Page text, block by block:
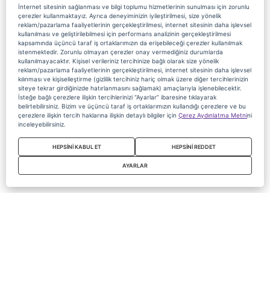
İnternet sitesinin sağlanması ve bilgi toplumu hizmetlerinin sunulması için zorunlu
çerezler kullanmaktayız. Ayrıca deneyiminizin iyileştirilmesi, size yönelik
reklam/pazarlama faaliyetlerinin gerçekleştirilmesi, internet sitesinin daha işlevsel
kullanılması ve geliştirilebilmesi için performans analizinin gerçekleştirilmesi
kapsamında üçüncü taraf iş ortaklarımızın da erişebileceği çerezler kullanılmak
istenmektedir. Zorunlu olmayan çerezler onay vermediğiniz durumlarda
kullanılmayacaktır. Kişisel verileriniz tercihinize bağlı olarak size yönelik
reklam/pazarlama faaliyetlerinin gerçekleştirilmesi, internet sitesinin daha işlevsel
kılınması ve kişiselleştirme (gizlilik tercihiniz hariç olmak üzere diğer tercihlerinizin
siteye tekrar girdiğinizde hatırlanmasını sağlamak) amaçlarıyla işlenebilecektir.
İsteğe bağlı çerezlere ilişkin tercihlerinizi “Ayarlar” ibaresine tıklayarak
belirtebilirsiniz. Bizim ve üçüncü taraf iş ortaklarımızın kullandığı çerezlere ve bu
çerezlere ilişkin tercih haklarına ilişkin detaylı bilgiler için Çerez Aydınlatma Metnini
inceleyebilirsiniz.
HEPSİNİ KABUL ET HEPSİNİ REDDET
AYARLAR